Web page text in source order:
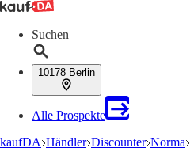
Suchen
10178 Berlin
Alle Prospekte
kaufDA Händler Discounter Norma